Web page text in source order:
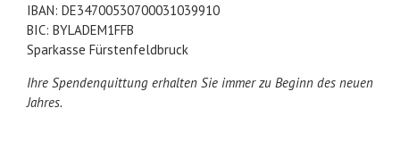
IBAN: DE34700530700031039910
BIC: BYLADEM1FFB
Sparkasse Fürstenfeldbruck
Ihre Spendenquittung erhalten Sie immer zu Beginn des neuen
Jahres.